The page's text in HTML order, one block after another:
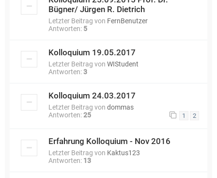
Bügner/ Jürgen R. Dietrich
Letzter Beitrag von FernBenutzer
Antworten: 5
Kolloquium 19.05.2017
Letzter Beitrag von WIStudent
Antworten:3
Kolloquium 24.03.2017
Letzter Beitrag von dommas
Antworten:25 1 2
Erfahrung Kolloquium - Nov 2016
Letzter Beitrag von Kaktus123
Antworten: 13